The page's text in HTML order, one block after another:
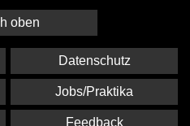
oben
Datenschutz
Jobs/Praktika
Feedback